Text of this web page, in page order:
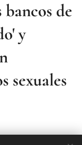
bancos de
y
sexuales